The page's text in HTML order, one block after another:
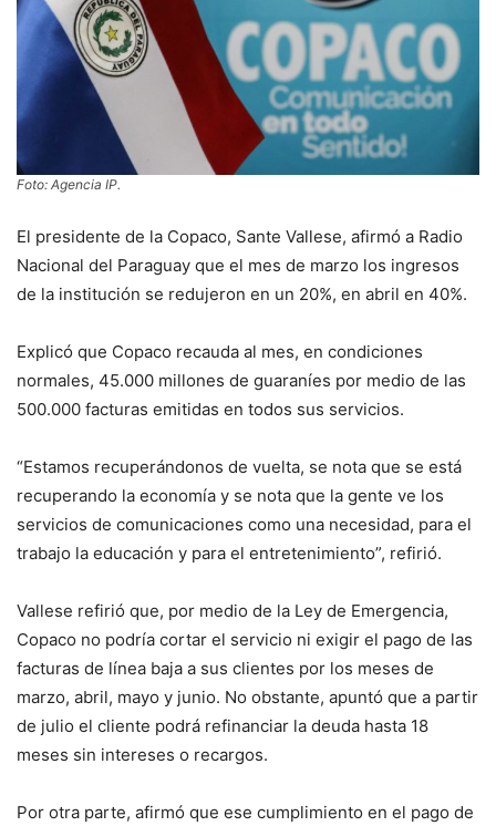
Foto: Agencia IP.
El presidente de la Copaco, Sante Vallese, afirmó a Radio
Nacional del Paraguay que el mes de marzo los ingresos
de la institución se redujeron en un 20%, en abril en 40%.
Explicó que Copaco recauda al mes, en condiciones
normales, 45.000 millones de guaraníes por medio de las
500.000 facturas emitidas en todos sus servicios.
“Estamos recuperándonos de vuelta, se nota que se está
recuperando la economía y se nota que la gente ve los
servicios de comunicaciones como una necesidad, para el
trabajo la educación y para el entretenimiento”, refirió.
Vallese refirió que, por medio de la Ley de Emergencia,
Copaco no podría cortar el servicio ni exigir el pago de las
facturas de línea baja a sus clientes por los meses de
marzo, abril, mayo y junio. No obstante, apuntó que a partir
de julio el cliente podrá refinanciar la deuda hasta 18
meses sin intereses o recargos.
Por otra parte, afirmó que ese cumplimiento en el pago de